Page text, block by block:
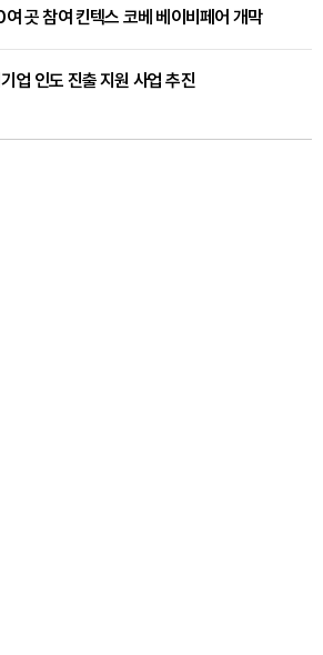
곳 참여 킨텍스 코베 베이비페어 개막
업 인도 진출 지원 사업 추진